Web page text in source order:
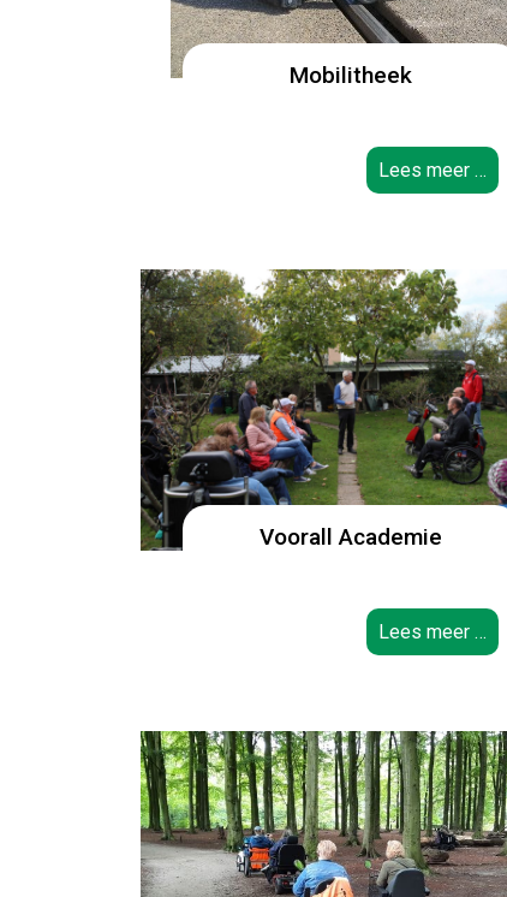
Mobilitheek
Lees meer …
Voorall Academie
Lees meer …